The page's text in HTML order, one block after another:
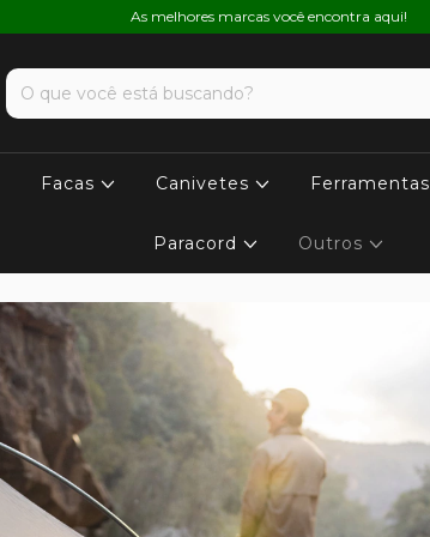
As melhores marcas você encontra aqui!
Facas Canivetes Ferramentas
Paracord Outros